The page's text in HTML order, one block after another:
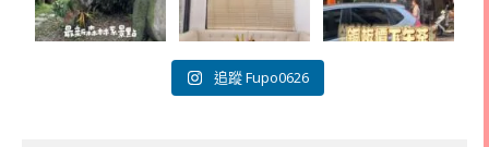
追蹤 Fupo0626